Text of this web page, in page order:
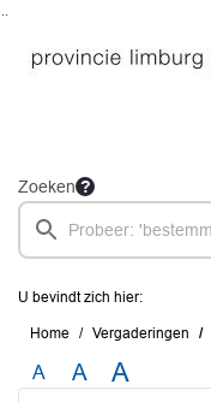
Zoeken
U bevindt zich hier:
Home Vergaderingen
A A A